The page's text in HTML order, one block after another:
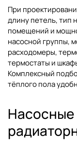
При
длину петель, тип
помещений и
насосной группы,
расходомеры,
термостаты и
Комплексный
тёплого пола
Насосные